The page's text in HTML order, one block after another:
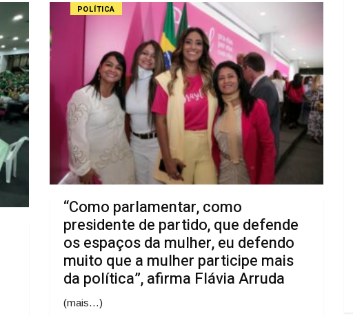
POLÍTICA
“Como parlamentar, como
presidente de partido, que defende
os espaços da mulher, eu defendo
muito que a mulher participe mais
da política”, afirma Flávia Arruda
(mais…)